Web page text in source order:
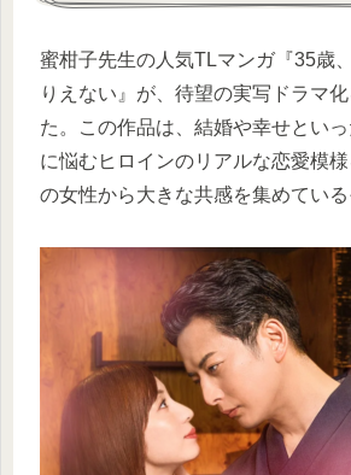
蜜柑子先生の人気TLマンガ『35歳
りえない』が、待望の実写ドラマ
た。この作品は、結婚や幸せとい
に悩むヒロインのリアルな恋愛模
の女性から大きな共感を集めている